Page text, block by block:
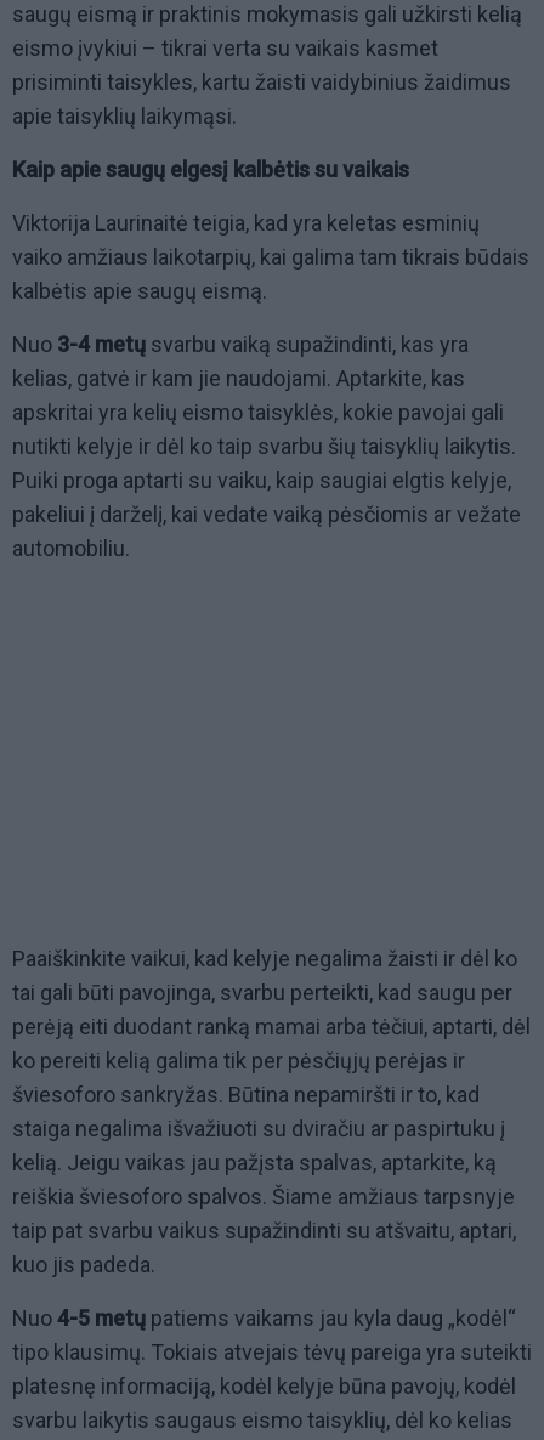
saugų eismą ir praktinis mokymasis gali užkirsti kelią
eismo įvykiui – tikrai verta su vaikais kasmet
prisiminti taisykles, kartu žaisti vaidybinius žaidimus
apie taisyklių laikymąsi.
Kaip apie saugų elgesį kalbėtis su vaikais
Viktorija Laurinaitė teigia, kad yra keletas esminių
vaiko amžiaus laikotarpių, kai galima tam tikrais būdais
kalbėtis apie saugų eismą.
Nuo 3-4 metų svarbu vaiką supažindinti, kas yra
kelias, gatvė ir kam jie naudojami. Aptarkite, kas
apskritai yra kelių eismo taisyklės, kokie pavojai gali
nutikti kelyje ir dėl ko taip svarbu šių taisyklių laikytis.
Puiki proga aptarti su vaiku, kaip saugiai elgtis kelyje,
pakeliui į darželį, kai vedate vaiką pėsčiomis ar vežate
automobiliu.
Paaiškinkite vaikui, kad kelyje negalima žaisti ir dėl ko
tai gali būti pavojinga, svarbu perteikti, kad saugu per
perėją eiti duodant ranką mamai arba tėčiui, aptarti, dėl
ko pereiti kelią galima tik per pėsčiųjų perėjas ir
šviesoforo sankryžas. Būtina nepamiršti ir to, kad
staiga negalima išvažiuoti su dviračiu ar paspirtuku į
kelią. Jeigu vaikas jau pažįsta spalvas, aptarkite, ką
reiškia šviesoforo spalvos. Šiame amžiaus tarpsnyje
taip pat svarbu vaikus supažindinti su atšvaitu, aptari,
kuo jis padeda.
Nuo4-5 metų patiems vaikams jau kyla daug „kodėl“
tipo klausimų. Tokiais atvejais tėvų pareiga yra suteikti
platesnę informaciją, kodėl kelyje būna pavojų, kodėl
svarbu laikytis saugaus eismo taisyklių, dėl ko kelias